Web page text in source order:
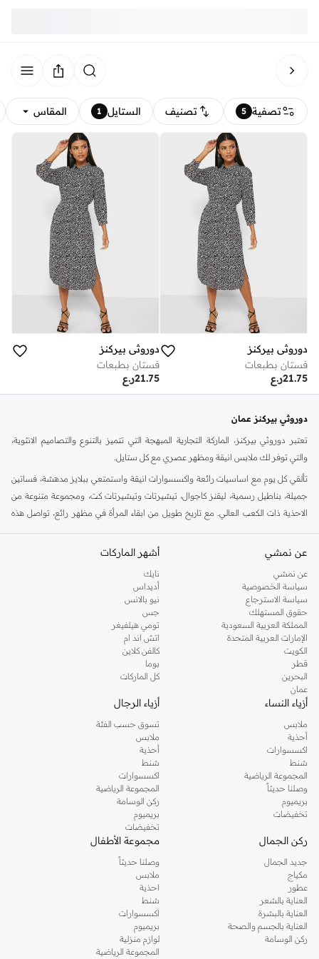
تصفية 5 تصنيف الستايل 1 المقاس
دوروثي بيركنز
فستان بطبعات
ر.ع21.75
دوروثي بيركنز
فستان بطبعات
ر.ع21.75
دوروثي بيركنز عمان
تعتبر دوروثي بيركنز، الماركة التجارية المبهجة التي تتميز بالتنوع والتصاميم الانثوية،
والتي توفر لك ملابس انيقة ومظهر عصري مع كل ستايل.
تألقي كل يوم مع اساسيات رائعة واكسسوارات انيقة واستمتعي ببلايز مدهشة، فساتين
جميلة، بناطيل رسمية، ليقنز كاجوال، تيشيرتات وتيشيرتات كت، ومجموعة متنوعة من
الاحذية ذات الكعب العالي. مع تاريخ طويل من ابقاء المرأة في مظهر رائع، تواصل هذه
كنت تقومين بتجديد خزانة ملابسك الملائمة للعمل، البحث عن فستان مثالي للحفلات او
اليه.
تسوقي دوروثي بيركنز اون لاين مسقط
تسوقي دوروثي بيركنز اون لاين من نمشي واستمتعي باكثر من الف ستايل من مجموعة
دوروثي بيركنز الشهيرة. تصفحي المجموعة كاملة في متجر دوروثي بيركنز اون لاين او
استخدمي القائمة لتحديد تجربة تسوق دوروثي بيركنز اون لاين. خدمة التوصيل السريعة
والدعم الاستثنائي يضمن لك تجربة تسوق ممتعة دائما مع نمشي.
عن نمشي
عن نمشي
سياسة الخصوصية
سياسة الاسترجاع
حقوق المستهلك
المملكة العربية السعودية
الإمارات العربية المتحدة
الكويت
قطر
البحرين
عمان
أشهر الماركات
نايك
أديداس
نيو بالانس
جس
تومي هيلفيغر
اتش اند ام
كالفن كلاين
بوما
كل الماركات
أزياء النساء
ملابس
أحذية
اكسسوارات
شنط
المجموعة الرياضية
وصلنا حديثاً
بريميوم
تخفيضات
أزياء الرجال
تسوق حسب الفئة
ملابس
أحذية
شنط
اكسسوارات
المجموعة الرياضية
ركن الوسامة
بريميوم
تخفيضات
ركن الجمال
جديد الجمال
مكياج
عطور
العناية بالشعر
العناية بالبشرة
العناية بالجسم والصحة
ركن الوسامة
مجموعة الأطفال
وصلنا حديثاً
ملابس
احذية
شنط
اكسسوارات
بريميوم
لوازم منزلية
المجموعة الرياضية